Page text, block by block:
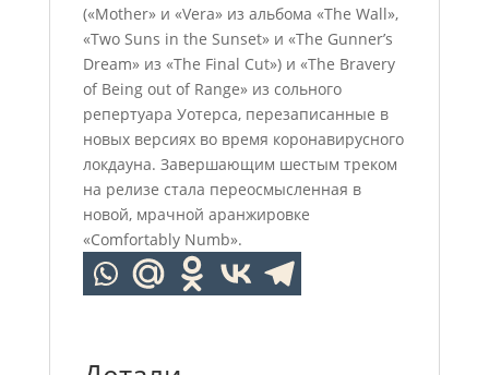
(«Mother» и «Vera» из альбома «The Wall»,
«Two Suns in the Sunset» и «The Gunner’s
Dream» из «The Final Cut») и «The Bravery
of Being out of Range» из сольного
репертуара Уотерса, перезаписанные в
новых версиях во время коронавирусного
локдауна. Завершающим шестым треком
на релизе стала переосмысленная в
новой, мрачной аранжировке
«Comfortably Numb».